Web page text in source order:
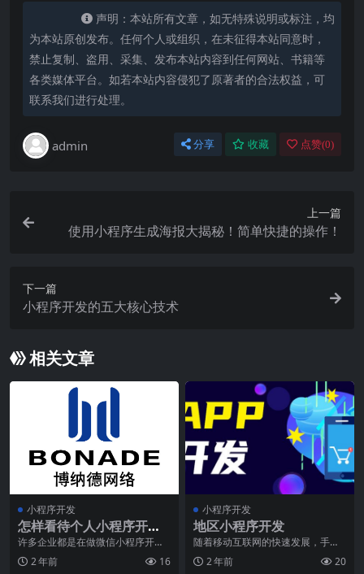
声明：本站所有文章，如无特殊说明或标注，均
为本站原创发布。任何个人或组织，在未征得本站同意时，
禁止复制、盗用、采集、发布本站内容到任何网站、书籍等
各类媒体平台。如若本站内容侵犯了原著者的合法权益，可
联系我们进行处理。
admin 分享 收藏 点赞(0)
上一篇
使用小程序生成海报大揭秘！简单快捷的操作！
下一篇
小程序开发的五大核心技术
相关文章
小程序开发
怎样看待个人小程序开发
请看完几个须知
许多企业都是在做微信小程序开
发，那麼个人能做小程序吗？实际
上是可以的，便是自己建
2 年前 16
小程序开发
地区小程序开发
随着移动互联网的快速发展，手机A
PP已经成为人们生活中不可或缺的
一部分。对于企业
2 年前 20